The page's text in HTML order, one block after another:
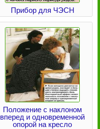
Прибор для ЧЭСН
Положение с наклоном
вперед и одновременной
опорой на кресло